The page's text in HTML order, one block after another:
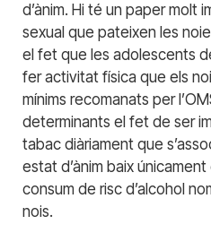
d’ànim. Hi té un paper molt
sexual que pateixen les
el fet que les adolescents
fer activitat física que els
mínims recomanats per
determinants el fet de ser
tabac diàriament que
estat d’ànim baix
consum de risc d’alcohol
nois.